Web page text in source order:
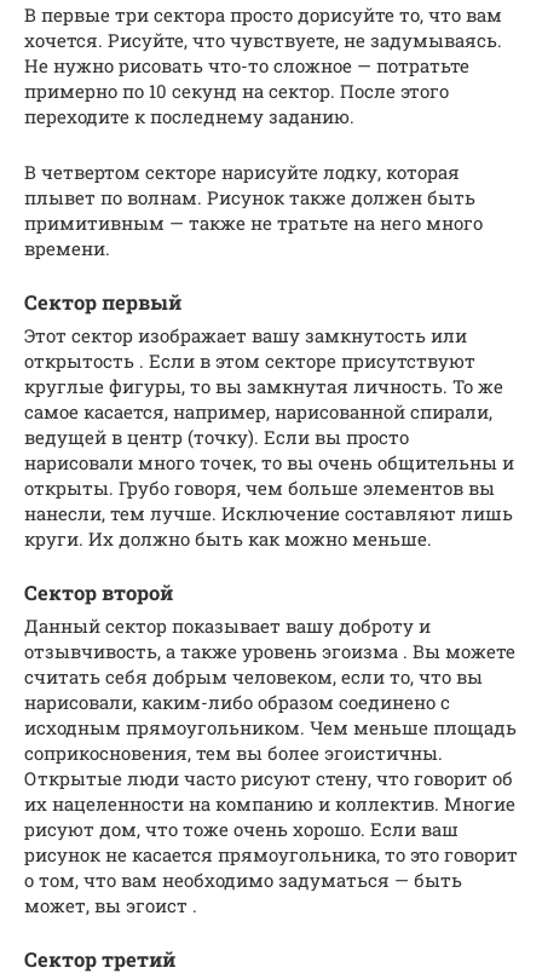
В первые три сектора просто дорисуйте то, что вам
хочется. Рисуйте, что чувствуете, не задумываясь.
Не нужно рисовать что-то сложное — потратьте
примерно по 10 секунд на сектор. После этого
переходите к последнему заданию.
В четвертом секторе нарисуйте лодку, которая
плывет по волнам. Рисунок также должен быть
примитивным — также не тратьте на него много
времени.
Сектор первый
Этот сектор изображает вашу замкнутость или
открытость . Если в этом секторе присутствуют
круглые фигуры, то вы замкнутая личность. То же
самое касается, например, нарисованной спирали,
ведущей в центр (точку). Если вы просто
нарисовали много точек, то вы очень общительны и
открыты. Грубо говоря, чем больше элементов вы
нанесли, тем лучше. Исключение составляют лишь
круги. Их должно быть как можно меньше.
Сектор второй
Данный сектор показывает вашу доброту и
отзывчивость, а также уровень эгоизма . Вы можете
считать себя добрым человеком, если то, что вы
нарисовали, каким-либо образом соединено с
исходным прямоугольником. Чем меньше площадь
соприкосновения, тем вы более эгоистичны.
Открытые люди часто рисуют стену, что говорит об
их нацеленности на компанию и коллектив. Многие
рисуют дом, что тоже очень хорошо. Если ваш
рисунок не касается прямоугольника, то это говорит
о том, что вам необходимо задуматься — быть
может, вы эгоист .
Сектор третий